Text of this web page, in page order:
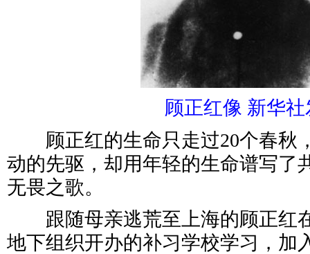
顾正红像 新华社
顾正红的生命只走过20个春秋
动的先驱，却用年轻的生命谱写了
无畏之歌。
跟随母亲逃荒至上海的顾正红
地下组织开办的补习学校学习，加